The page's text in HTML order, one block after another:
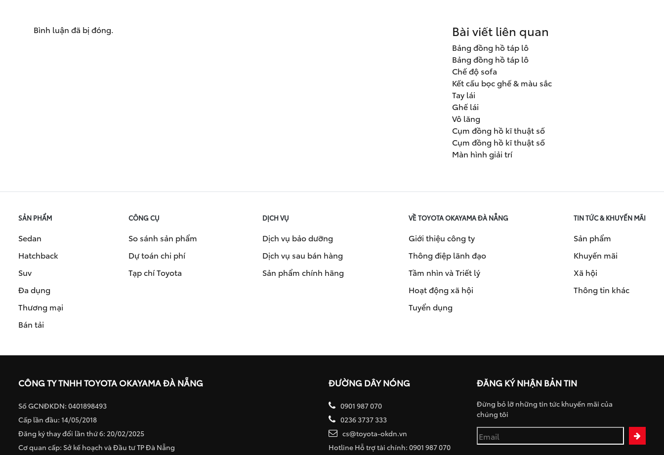
Bình luận đã bị đóng. Bài viết liên quan
Bảng đồng hồ táp lô
Bảng đồng hồ táp lô
Chế độ sofa
Kết cấu bọc ghế & màu sắc
Tay lái
Ghế lái
Vô lăng
Cụm đồng hồ kĩ thuật số
Cụm đồng hồ kĩ thuật số
Màn hình giải trí
SẢN PHẨM
Sedan
Hatchback
Suv
Đa dụng
Thương mại
Bán tải
CÔNG CỤ
So sánh sản phẩm
Dự toán chi phí
Tạp chí Toyota
DỊCH VỤ
Dịch vụ bảo dưỡng
Dịch vụ sau bán hàng
Sản phẩm chính hãng
VỀ TOYOTA OKAYAMA ĐÀ NẴNG
Giới thiệu công ty
Thông điệp lãnh đạo
Tầm nhìn và Triết lý
Hoạt động xã hội
Tuyển dụng
TIN TỨC & KHUYẾN MÃI
Sản phẩm
Khuyến mãi
Xã hội
Thông tin khác
CÔNG TY TNHH TOYOTA OKAYAMA ĐÀ NẴNG
Số GCNĐKDN: 0401898493
Cấp lần đầu: 14/05/2018
Đăng ký thay đổi lần thứ 6: 20/02/2025
Cơ quan cấp: Sở kế hoạch và Đầu tư TP Đà Nẵng
ĐƯỜNG DÂY NÓNG
0901 987 070
0236 3737 333
cs@toyota-okdn.vn
Hotline Hỗ trợ tài chính: 0901 987 070
ĐĂNG KÝ NHẬN BẢN TIN
Đừng bỏ lỡ những tin tức khuyến mãi của
chúng tôi